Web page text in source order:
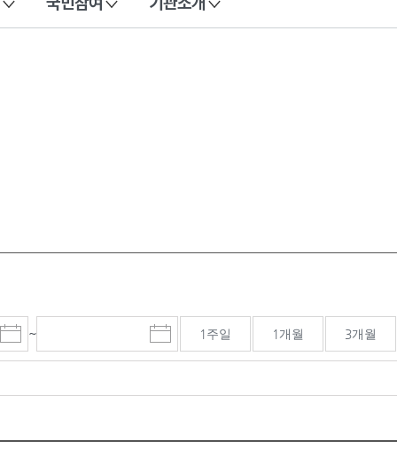
시
~
종
료
력
1주일 1개월 3개월